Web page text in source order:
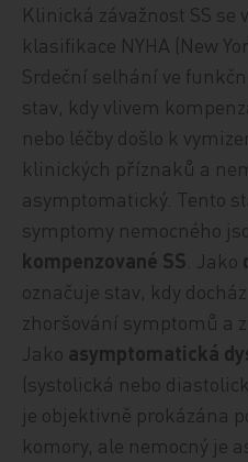
Klinická závažnost SS
klasifikace NYHA (New
Srdeční selhání ve
stav, kdy vlivem
nebo léčby došlo k
klinických příznaků a
asymptomatický. Tento
symptomy nemocného
kompenzované SS . Jako
označuje stav, kdy
zhoršování symptomů a
Jako asymptomatická
(systolická nebo
je objektivně prokázána
komory, ale nemocný je